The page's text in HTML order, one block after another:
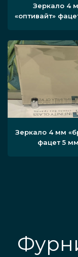
Зеркало 4
«оптивайт»
Зеркало 4 мм
фацет 5 мм